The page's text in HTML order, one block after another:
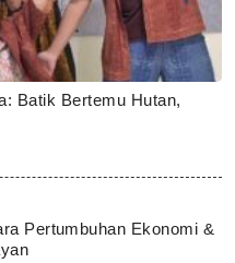
Batik Bertemu Hutan,
Pertumbuhan Ekonomi &